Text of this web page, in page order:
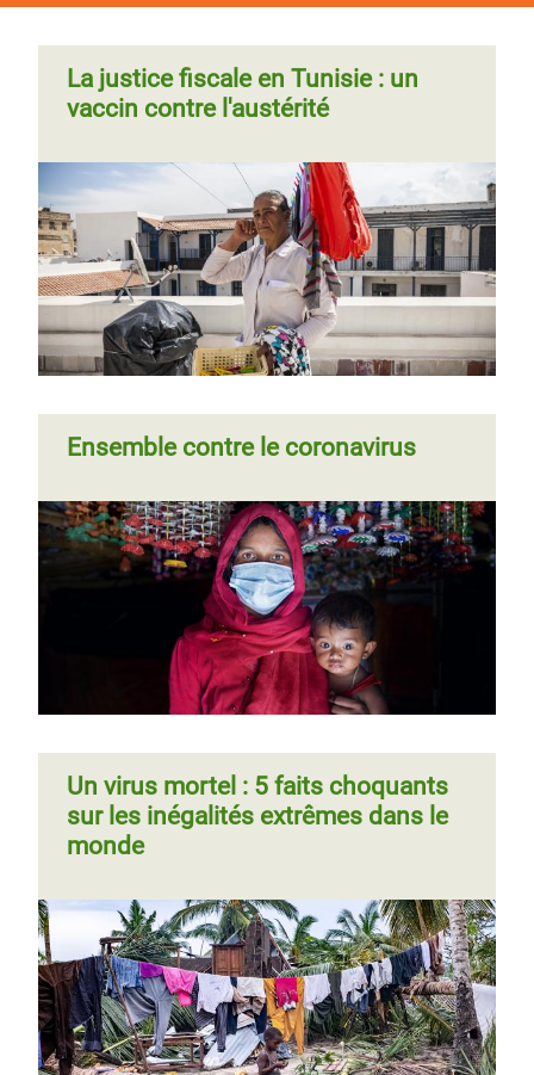
La justice fiscale en Tunisie : un
vaccin contre l'austérité
Ensemble contre le coronavirus
Un virus mortel : 5 faits choquants
sur les inégalités extrêmes dans le
monde